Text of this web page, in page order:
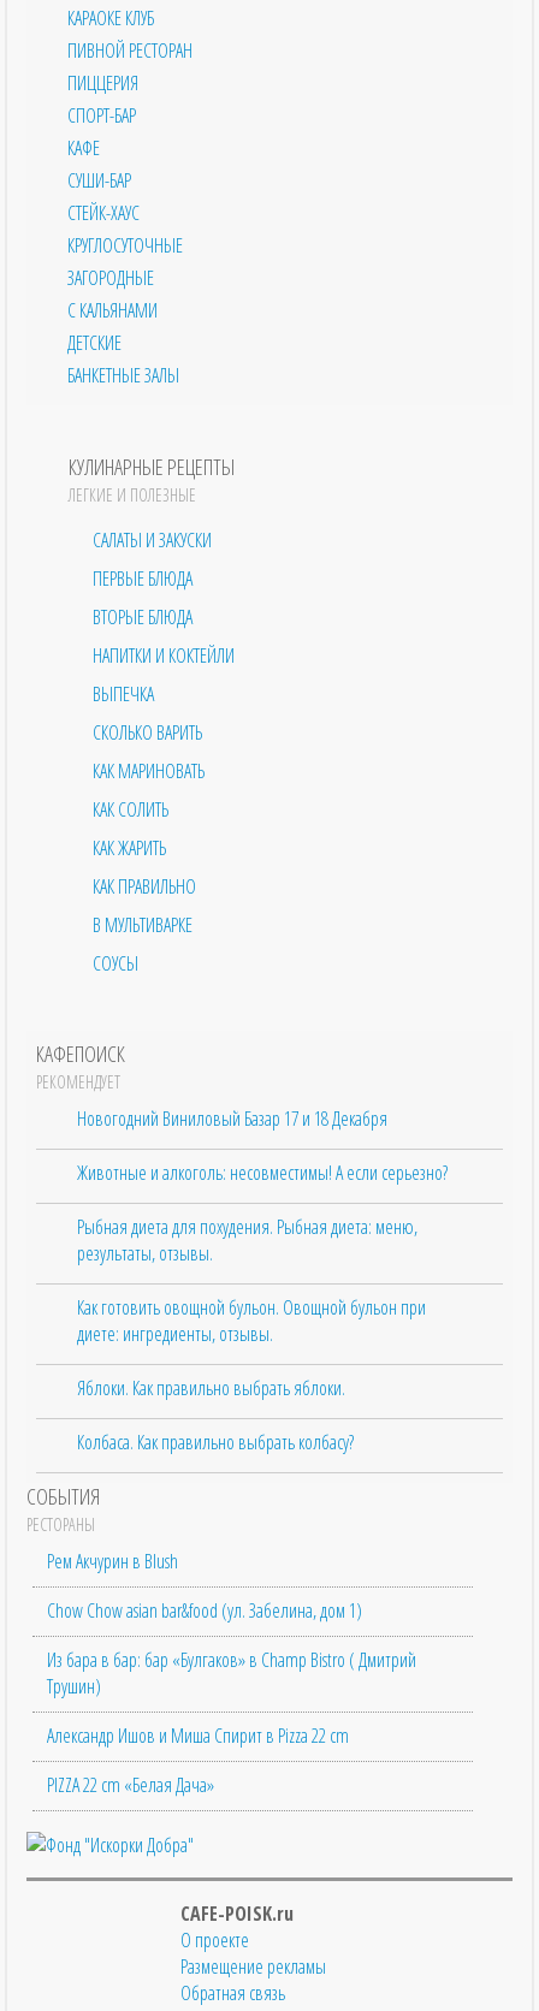
КАРАОКЕ КЛУБ
ПИВНОЙ РЕСТОРАН
ПИЦЦЕРИЯ
СПОРТ-БАР
КАФЕ
СУШИ-БАР
СТЕЙК-ХАУС
КРУГЛОСУТОЧНЫЕ
ЗАГОРОДНЫЕ
С КАЛЬЯНАМИ
ДЕТСКИЕ
БАНКЕТНЫЕ ЗАЛЫ
КУЛИНАРНЫЕ РЕЦЕПТЫ
ЛЕГКИЕ И ПОЛЕЗНЫЕ
САЛАТЫ И ЗАКУСКИ
ПЕРВЫЕ БЛЮДА
ВТОРЫЕ БЛЮДА
НАПИТКИ И КОКТЕЙЛИ
ВЫПЕЧКА
СКОЛЬКО ВАРИТЬ
КАК МАРИНОВАТЬ
КАК СОЛИТЬ
КАК ЖАРИТЬ
КАК ПРАВИЛЬНО
В МУЛЬТИВАРКЕ
СОУСЫ
КАФЕПОИСК
РЕКОМЕНДУЕТ
Новогодний Виниловый Базар 17 и 18 Декабря
Животные и алкоголь: несовместимы! А если серьезно?
Рыбная диета для похудения. Рыбная диета: меню,
результаты, отзывы.
Как готовить овощной бульон. Овощной бульон при
диете: ингредиенты, отзывы.
Яблоки. Как правильно выбрать яблоки.
Колбаса. Как правильно выбрать колбасу?
СОБЫТИЯ
РЕСТОРАНЫ
Рем Акчурин в Blush
Chow Chow asian bar&food (ул. Забелина, дом 1)
Из бара в бар: бар «Булгаков» в Champ Bistro ( Дмитрий
Трушин)
Александр Ишов и Миша Спирит в Pizza 22 cm
PIZZA 22 cm «Белая Дача»
CAFE-POISK.ru
О проекте
Размещение рекламы
Обратная связь